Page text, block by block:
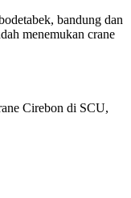
bandung dan
menemukan crane
Cirebon di SCU,